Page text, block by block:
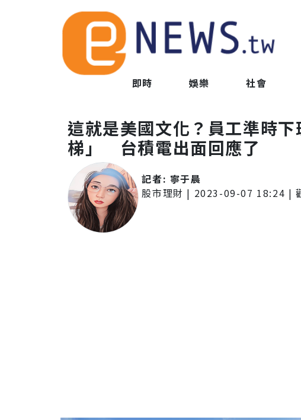
即時 娛樂 社會
這就是美國文化？員工準時
梯」 台積電出面回應了
記者: 寧于晨
股市理財 | 2023-09-07 18:24 |